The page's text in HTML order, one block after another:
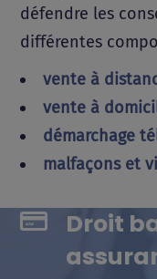
défendre les
différentes
vente à
vente à
démarchage
malfaçons et
Droit